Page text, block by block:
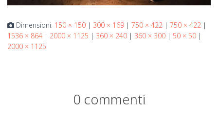
Dimensioni: 150 × 150 | 300 × 169 | 750 × 422 | 750 × 422 |
1536 × 864 | 2000 × 1125 | 360 × 240 | 360 × 300 | 50 × 50 |
2000 × 1125
0 commenti